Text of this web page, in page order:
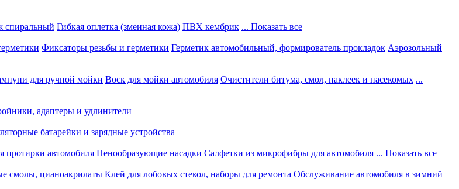
спиральный Гибкая оплетка (змеиная кожа) ПВХ кембрик ... Показать все
Фиксаторы резьбы и герметики Герметик автомобильный, формирователь прокладок Аэрозольный
для ручной мойки Воск для мойки автомобиля Очистители битума, смол, наклеек и насекомых ...
адаптеры и удлинители
батарейки и зарядные устройства
протирки автомобиля Пенообразующие насадки Салфетки из микрофибры для автомобиля ... Показать все
смолы, цианоакрилаты Клей для лобовых стекол, наборы для ремонта Обслуживание автомобиля в зимний